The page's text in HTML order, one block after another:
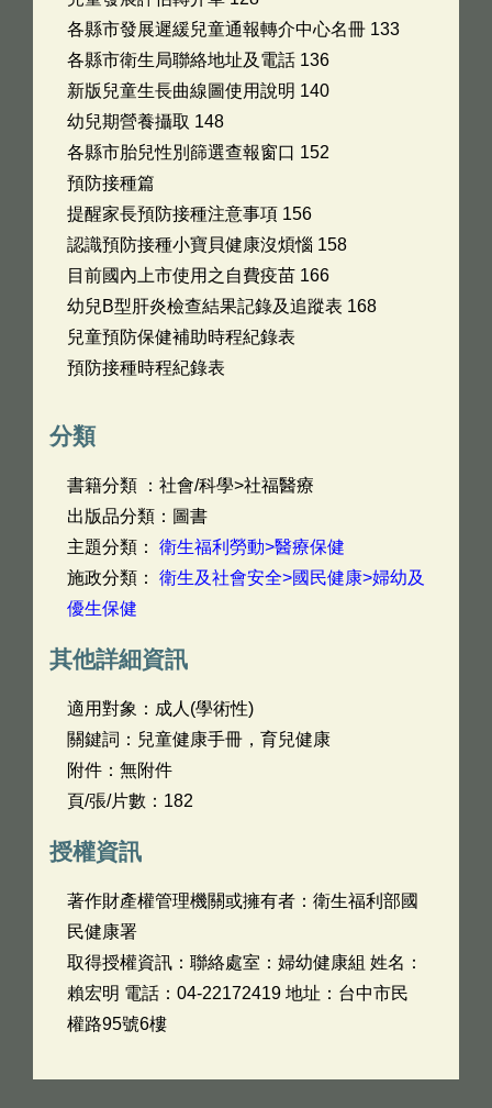
各縣市發展遲緩兒童通報轉介中心名冊 133
各縣市衛生局聯絡地址及電話 136
新版兒童生長曲線圖使用說明 140
幼兒期營養攝取 148
各縣市胎兒性別篩選查報窗口 152
預防接種篇
提醒家長預防接種注意事項 156
認識預防接種小寶貝健康沒煩惱 158
目前國內上市使用之自費疫苗 166
幼兒B型肝炎檢查結果記錄及追蹤表 168
兒童預防保健補助時程紀錄表
預防接種時程紀錄表
分類
書籍分類 ：社會/科學>社福醫療
出版品分類：圖書
主題分類： 衛生福利勞動>醫療保健
施政分類： 衛生及社會安全>國民健康>婦幼及
優生保健
其他詳細資訊
適用對象：成人(學術性)
關鍵詞：兒童健康手冊，育兒健康
附件：無附件
頁/張/片數：182
授權資訊
著作財產權管理機關或擁有者：衛生福利部國
民健康署
取得授權資訊：聯絡處室：婦幼健康組 姓名：
賴宏明 電話：04-22172419 地址：台中市民
權路95號6樓